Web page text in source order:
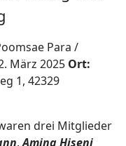
Para /
März 2025 Ort:
1, 42329
drei Mitglieder
,Amina Hiseni